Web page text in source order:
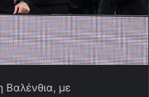
Βαλένθια, με